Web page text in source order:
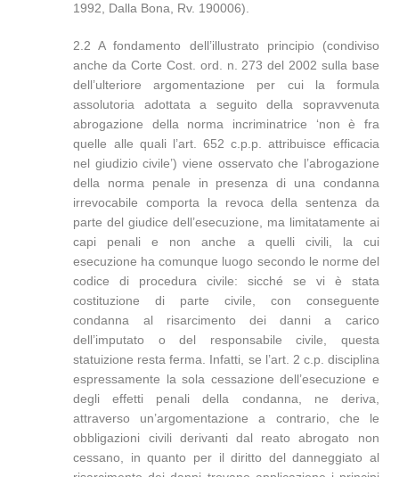
1992, Dalla Bona, Rv. 190006).
2.2 A fondamento dell’illustrato principio (condiviso
anche da Corte Cost. ord. n. 273 del 2002 sulla base
dell’ulteriore argomentazione per cui la formula
assolutoria adottata a seguito della sopravvenuta
abrogazione della norma incriminatrice ‘non è fra
quelle alle quali l’art. 652 c.p.p. attribuisce efficacia
nel giudizio civile’) viene osservato che l’abrogazione
della norma penale in presenza di una condanna
irrevocabile comporta la revoca della sentenza da
parte del giudice dell’esecuzione, ma limitatamente ai
capi penali e non anche a quelli civili, la cui
esecuzione ha comunque luogo secondo le norme del
codice di procedura civile: sicché se vi è stata
costituzione di parte civile, con conseguente
condanna al risarcimento dei danni a carico
dell’imputato o del responsabile civile, questa
statuizione resta ferma. Infatti, se l’art. 2 c.p. disciplina
espressamente la sola cessazione dell’esecuzione e
degli effetti penali della condanna, ne deriva,
attraverso un’argomentazione a contrario, che le
obbligazioni civili derivanti dal reato abrogato non
cessano, in quanto per il diritto del danneggiato al